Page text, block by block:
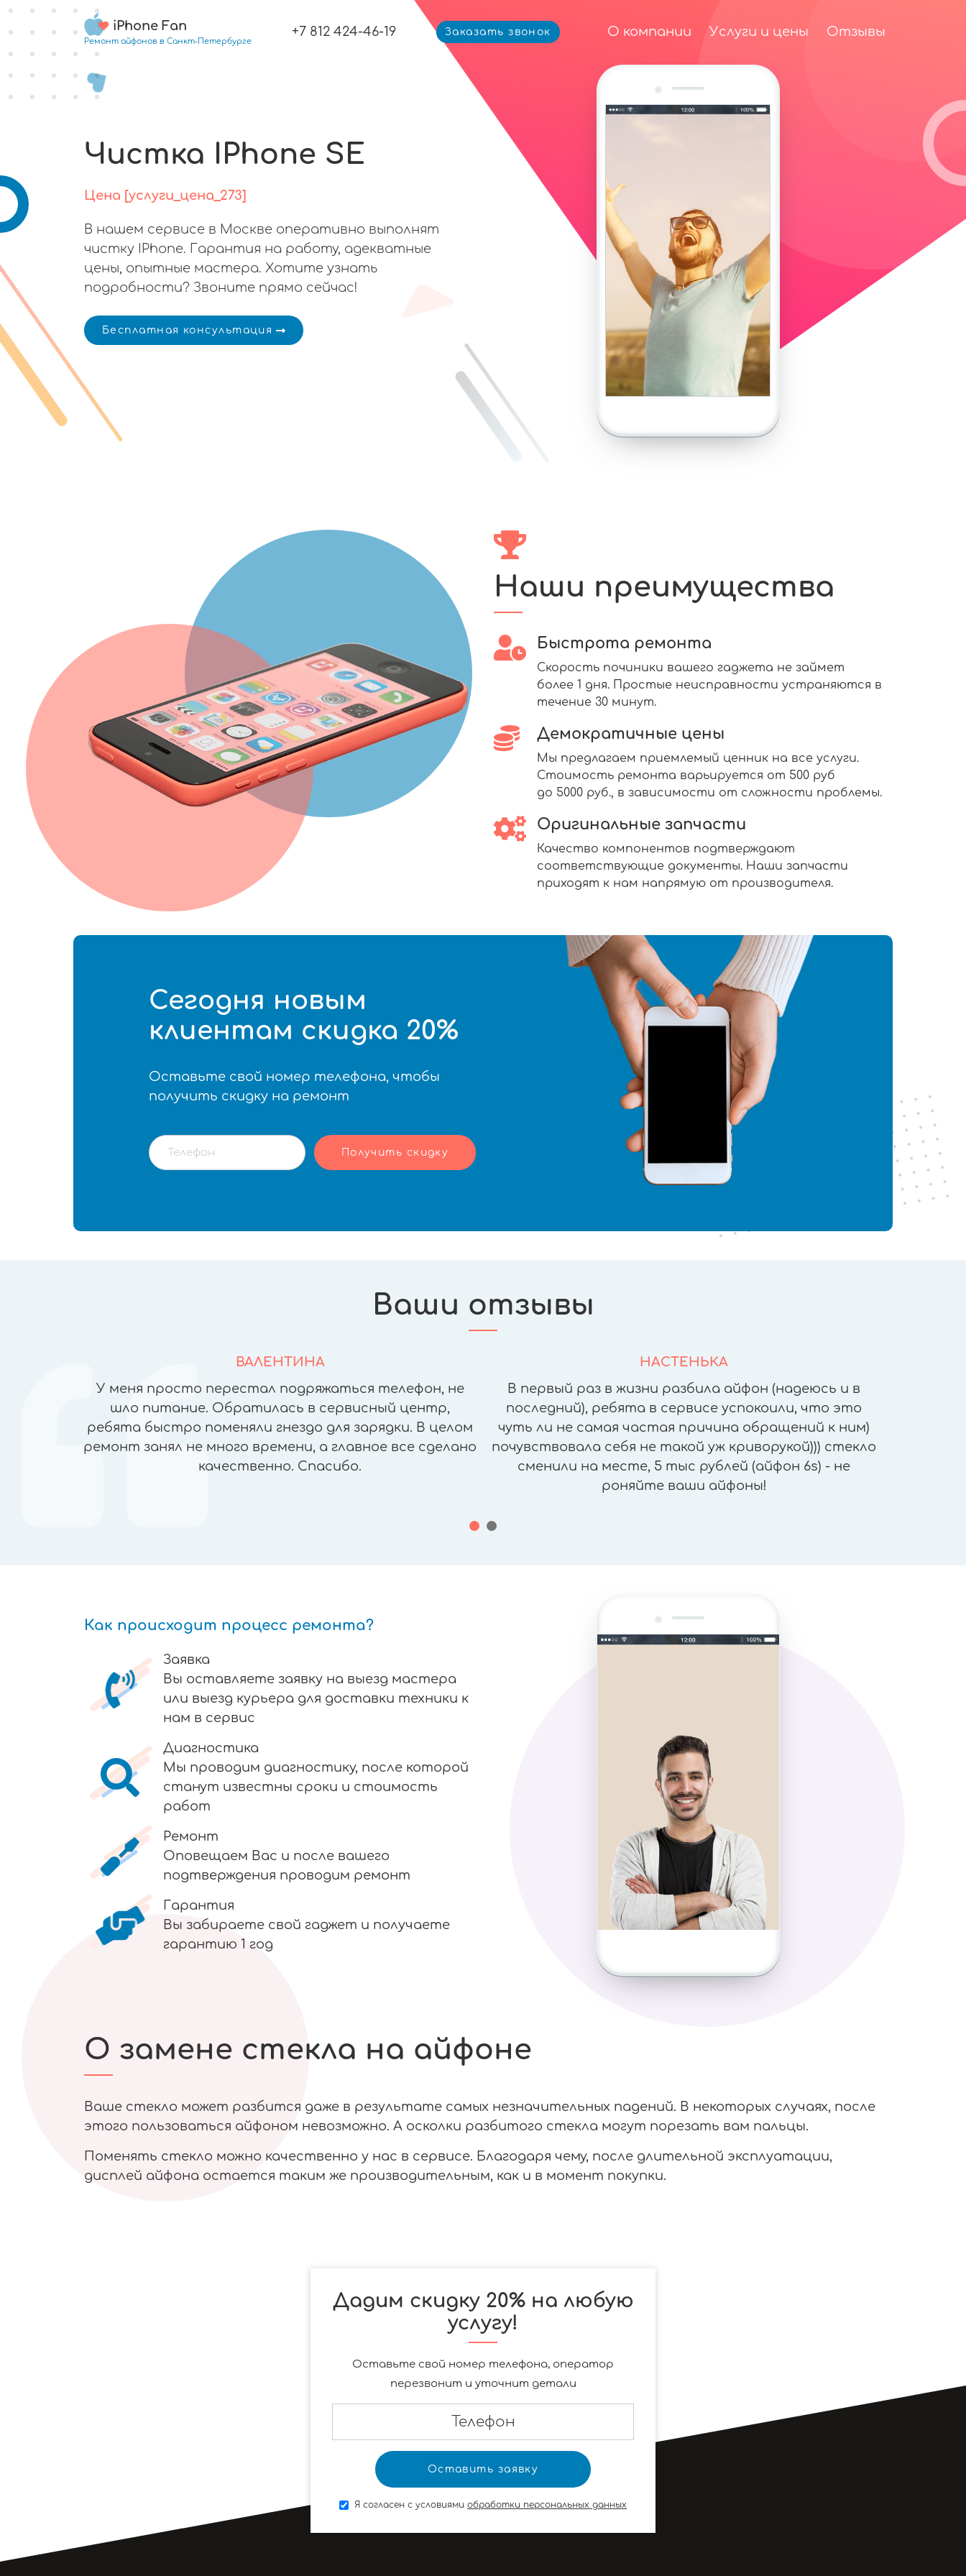
iPhone Fan
Ремонт айфонов в Санкт-Петербурге
+7 812 424-46-19 Заказать звонок О компании Услуги и цены Отзывы
Чистка IPhone SE
Цена [услуги_цена_273]
В нашем сервисе в Москве оперативно выполнят
чистку IPhone. Гарантия на работу, адекватные
цены, опытные мастера. Хотите узнать
подробности? Звоните прямо сейчас!
Бесплатная консультация
Наши преимущества
Быстрота ремонта
Скорость починики вашего гаджета не займет
более 1 дня. Простые неисправности устраняются в
течение 30 минут.
Демократичные цены
Мы предлагаем приемлемый ценник на все услуги.
Стоимость ремонта варьируется от 500 руб
до 5000 руб., в зависимости от сложности проблемы.
Оригинальные запчасти
Качество компонентов подтверждают
соответствующие документы. Наши запчасти
приходят к нам напрямую от производителя.
Сегодня новым
клиентам скидка 20%
Оставьте свой номер телефона, чтобы
получить скидку на ремонт
Ваши отзывы
ВАЛЕНТИНА
У меня просто перестал подряжаться телефон, не
шло питание. Обратилась в сервисный центр,
ребята быстро поменяли гнездо для зарядки. В целом
ремонт занял не много времени, а главное все сделано
качественно. Спасибо.
НАСТЕНЬКА
В первый раз в жизни разбила айфон (надеюсь и в
последний), ребята в сервисе успокоили, что это
чуть ли не самая частая причина обращений к ним)
почувствовала себя не такой уж криворукой))) стекло
сменили на месте, 5 тыс рублей (айфон 6s) - не
роняйте ваши айфоны!
Как происходит процесс ремонта?
Заявка
Вы оставляете заявку на выезд мастера
или выезд курьера для доставки техники к
нам в сервис
Диагностика
Мы проводим диагностику, после которой
станут известны сроки и стоимость
работ
Ремонт
Оповещаем Вас и после вашего
подтверждения проводим ремонт
Гарантия
Вы забираете свой гаджет и получаете
гарантию 1 год
О замене стекла на айфоне
Ваше стекло может разбится даже в результате самых незначительных падений. В некоторых случаях, после
этого пользоваться айфоном невозможно. А осколки разбитого стекла могут порезать вам пальцы.
Поменять стекло можно качественно у нас в сервисе. Благодаря чему, после длительной эксплуатации,
дисплей айфона остается таким же производительным, как и в момент покупки.
Дадим скидку 20% на любую
услугу!
Оставьте свой номер телефона, оператор
перезвонит и уточнит детали
Я согласен с условиями обработки персональных данных